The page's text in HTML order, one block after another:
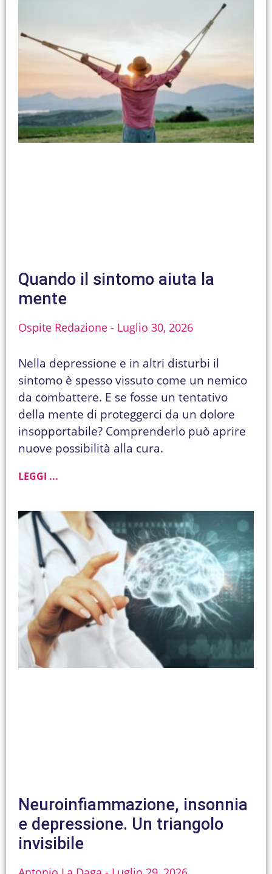
Quando il sintomo aiuta la
mente
Ospite Redazione Luglio 30, 2026
Nella depressione e in altri disturbi il
sintomo è spesso vissuto come un nemico
da combattere. E se fosse un tentativo
della mente di proteggerci da un dolore
insopportabile? Comprenderlo può aprire
nuove possibilità alla cura.
LEGGI ...
Neuroinfiammazione, insonnia
e depressione. Un triangolo
invisibile